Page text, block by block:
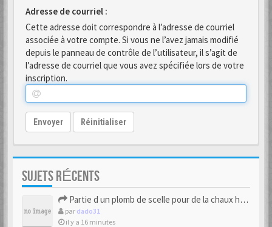
Adresse de courriel :
Cette adresse doit correspondre à l’adresse de courriel
associée à votre compte. Si vous ne l’avez jamais modifié
depuis le panneau de contrôle de l’utilisateur, il s’agit de
l’adresse de courriel que vous avez spécifiée lors de votre
inscription.
Envoyer Réinitialiser
SUJETS RÉCENTS
Partie d un plomb de scelle pour de la chaux hydraulique
par dado31
il y a 16 minutes